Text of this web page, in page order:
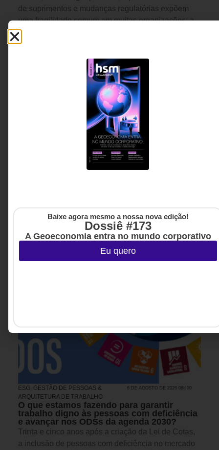
de suprimentos e mudanças regulatórias expõem
uma fragilidade comum em muitas organizações: a
dependência de um único cenário de futuro. Ao
analisar os efeitos recentes do tarifaço sobre
verdadeira vantagem competitiva não está em
prever corretamente o próximo choque, mas em
construir operações capazes de se adaptar
rapidamente a diferentes realidades sem
comprometer resultados.
Átila Persici Filho - CINO,
professor de MBA e Pós-
Tech na FIAP e Conselheiro
12 MINUTOS MIN DE LEITURA
ESG GESTÃO DE PESSOAS &
ARQUITETURA DE TRABALHO
6 DE AGOSTO DE 2026 08H00
O que estamos fazendo para garantir
trabalho digno às pessoas com deficiência
e avançar nos ODSs da agenda 2030?
Trinta e cinco anos após a criação da Lei de Cotas,
a inclusão de pessoas com deficiência no mercado
Baixe agora mesmo a nossa nova edição!
Dossiê #173
A Geoeconomia entra no mundo corporativo
Eu quero